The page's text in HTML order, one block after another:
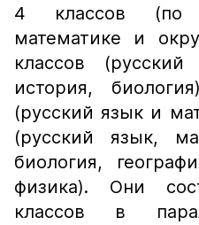
4 классов (по
математике и
классов
история,
(русский язык и
(русский язык,
биология,
физика). Они
классов в